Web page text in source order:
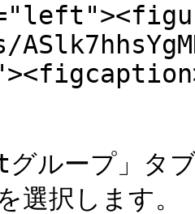
ループ」タブ
選択します。